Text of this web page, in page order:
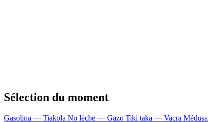
Sélection du moment
Gasolina — Tiakola No lèche — Gazo Tiki taka — Vacra Médusa